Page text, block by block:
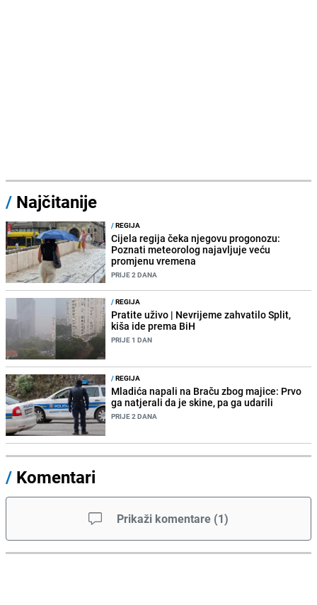
/ Najčitanije
/REGIJA
Cijela regija čeka njegovu progonozu:
Poznati meteorolog najavljuje veću
promjenu vremena
PRIJE 2 DANA
/REGIJA
Pratite uživo | Nevrijeme zahvatilo Split,
kiša ide prema BiH
PRIJE 1 DAN
/REGIJA
Mladića napali na Braču zbog majice: Prvo
ga natjerali da je skine, pa ga udarili
PRIJE 2 DANA
/ Komentari
Prikaži komentare (1)